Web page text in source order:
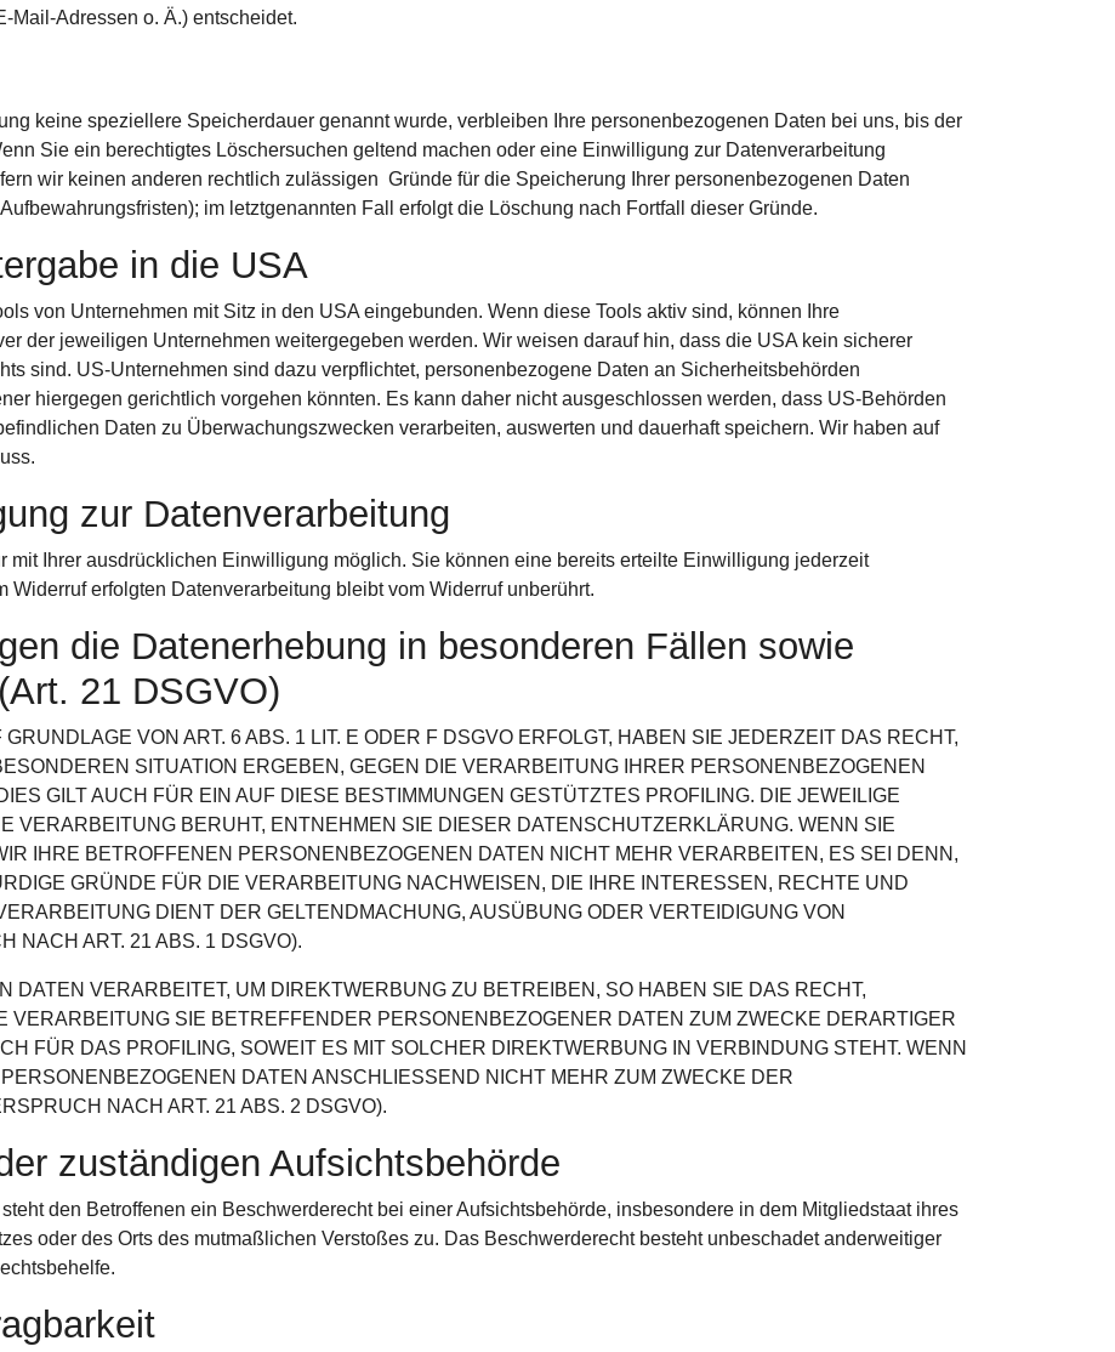
Mail-Adressen o. Ä.) entscheidet.
keine speziellere Speicherdauer genannt wurde, verbleiben Ihre personenbezogenen Daten bei uns, bis der
Sie ein berechtigtes Löschersuchen geltend machen oder eine Einwilligung zur Datenverarbeitung
wir keinen anderen rechtlich zulässigen Gründe für die Speicherung Ihrer personenbezogenen Daten
im letztgenannten Fall erfolgt die Löschung nach Fortfall dieser Gründe.
in die USA
von Unternehmen mit Sitz in den USA eingebunden. Wenn diese Tools aktiv sind, können Ihre
der jeweiligen Unternehmen weitergegeben werden. Wir weisen darauf hin, dass die USA kein sicherer
sind. US-Unternehmen sind dazu verpflichtet, personenbezogene Daten an Sicherheitsbehörden
hiergegen gerichtlich vorgehen könnten. Es kann daher nicht ausgeschlossen werden, dass US-Behörden
Daten zu Überwachungszwecken verarbeiten, auswerten und dauerhaft speichern. Wir haben auf
zur Datenverarbeitung
mit Ihrer ausdrücklichen Einwilligung möglich. Sie können eine bereits erteilte Einwilligung jederzeit
erfolgten Datenverarbeitung bleibt vom Widerruf unberührt.
die Datenerhebung in besonderen Fällen sowie
21 DSGVO)
VON ART. 6 ABS. 1 LIT. E ODER F DSGVO ERFOLGT, HABEN SIE JEDERZEIT DAS RECHT,
SITUATION ERGEBEN, GEGEN DIE VERARBEITUNG IHRER PERSONENBEZOGENEN
GILT AUCH FÜR EIN AUF DIESE BESTIMMUNGEN GESTÜTZTES PROFILING. DIE JEWEILIGE
VERARBEITUNG BERUHT, ENTNEHMEN SIE DIESER DATENSCHUTZERKLÄRUNG. WENN SIE
IHRE BETROFFENEN PERSONENBEZOGENEN DATEN NICHT MEHR VERARBEITEN, ES SEI DENN,
GRÜNDE FÜR DIE VERARBEITUNG NACHWEISEN, DIE IHRE INTERESSEN, RECHTE UND
DIENT DER GELTENDMACHUNG, AUSÜBUNG ODER VERTEIDIGUNG VON
NACH ART. 21 ABS. 1 DSGVO).
DATEN VERARBEITET, UM DIREKTWERBUNG ZU BETREIBEN, SO HABEN SIE DAS RECHT,
VERARBEITUNG SIE BETREFFENDER PERSONENBEZOGENER DATEN ZUM ZWECKE DERARTIGER
FÜR DAS PROFILING, SOWEIT ES MIT SOLCHER DIREKTWERBUNG IN VERBINDUNG STEHT. WENN
DATEN ANSCHLIESSEND NICHT MEHR ZUM ZWECKE DER
NACH ART. 21 ABS. 2 DSGVO).
zuständigen Aufsichts­behörde
den Betroffenen ein Beschwerderecht bei einer Aufsichtsbehörde, insbesondere in dem Mitgliedstaat ihres
oder des Orts des mutmaßlichen Verstoßes zu. Das Beschwerderecht besteht unbeschadet anderweitiger